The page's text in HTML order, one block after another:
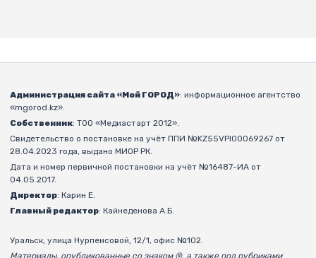
Администрация сайта «Мой ГОРОД»: информационное агентство
«mgorod.kz».
Собственник: ТОО «Медиастарт 2012».
Свидетельство о постановке на учёт ППИ №KZ55VPI00069267 от
28.04.2023 года, выдано МИОР РК.
Дата и номер первичной постановки на учёт №16487-ИА от
04.05.2017.
Директор: Карин Е.
Главный редактор: Кайнеденова А.Б.
Уральск, улица Нурпеисовой, 12/1, офис №102.
Материалы, опубликованные со знаком ®, а также под рубриками